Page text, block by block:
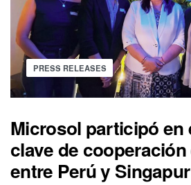
PRESS RELEASES
Microsol participó en
clave de
entre Perú y Singapur